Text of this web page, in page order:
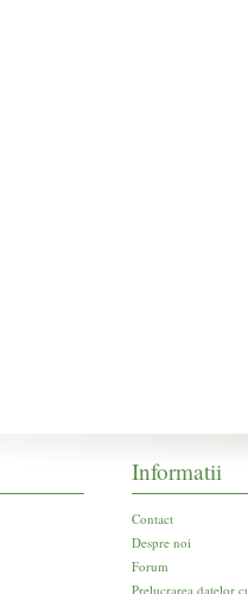
Informatii
Contact
Despre noi
Forum
Prelucrarea datelor